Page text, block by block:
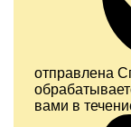
отправлена
вами в